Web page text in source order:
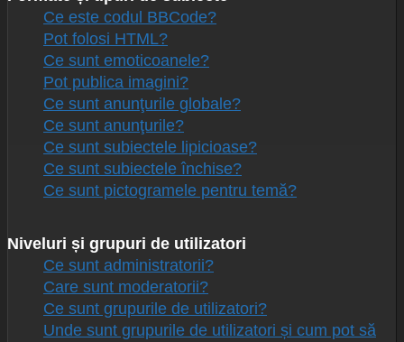
Ce este codul BBCode?
Pot folosi HTML?
Ce sunt emoticoanele?
Pot publica imagini?
Ce sunt anunţurile globale?
Ce sunt anunţurile?
Ce sunt subiectele lipicioase?
Ce sunt subiectele închise?
Ce sunt pictogramele pentru temă?
Niveluri și grupuri de utilizatori
Ce sunt administratorii?
Care sunt moderatorii?
Ce sunt grupurile de utilizatori?
Unde sunt grupurile de utilizatori și cum pot să